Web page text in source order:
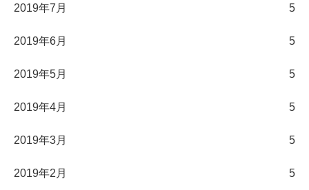
2019年7月 5
2019年6月 5
2019年5月 5
2019年4月 5
2019年3月 5
2019年2月 5